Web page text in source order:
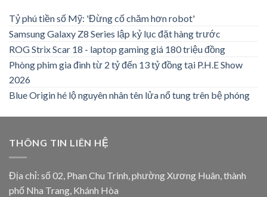
Tỷ phú tiền số Mỹ: 'Đừng cố chăm hơn robot'
Samsung Galaxy Z8 Series lập kỷ lục đặt hàng trước
ROG Strix Scar 18 - laptop gaming giá 180 triệu đồng
Phòng phim gia đình từ 2 tỷ đến 13 tỷ đồng tại P.H.E Show
2026
Blue Origin hé lộ nguyên nhân tên lửa nổ tung trên bệ phóng
THÔNG TIN LIÊN HỆ
Địa chỉ: số 02, Phan Chu Trinh, phường Xương Huân, thành
phố Nha Trang, Khánh Hòa